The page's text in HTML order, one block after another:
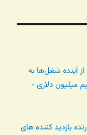
از آینده شغل‌ها به
میلیون دلاری -
شمارنده بازدید کننده های